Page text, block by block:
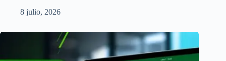
8 julio, 2026